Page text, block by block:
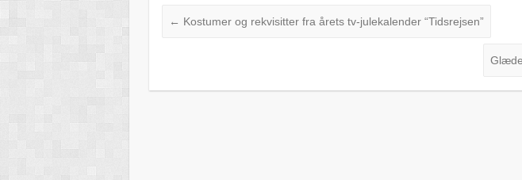
← Kostumer og rekvisitter fra årets tv-julekalender “Tidsrejsen”